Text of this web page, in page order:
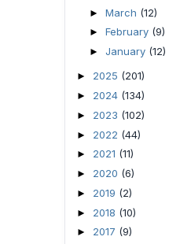
► March (12)
► February (9)
► January (12)
► 2025 (201)
► 2024 (134)
► 2023 (102)
► 2022 (44)
► 2021 (11)
► 2020 (6)
► 2019 (2)
► 2018 (10)
► 2017 (9)